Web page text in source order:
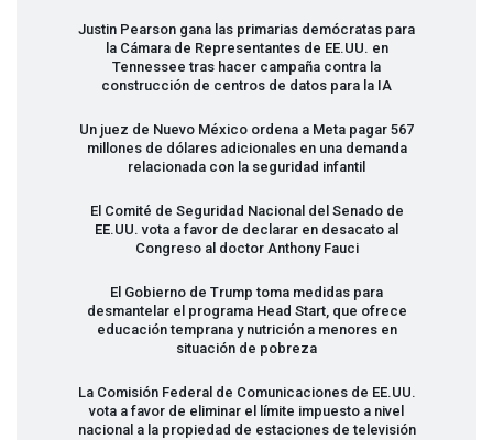
Justin Pearson gana las primarias demócratas para
la Cámara de Representantes de EE.UU. en
Tennessee tras hacer campaña contra la
construcción de centros de datos para la IA
Un juez de Nuevo México ordena a Meta pagar 567
millones de dólares adicionales en una demanda
relacionada con la seguridad infantil
El Comité de Seguridad Nacional del Senado de
EE.UU. vota a favor de declarar en desacato al
Congreso al doctor Anthony Fauci
El Gobierno de Trump toma medidas para
desmantelar el programa Head Start, que ofrece
educación temprana y nutrición a menores en
situación de pobreza
La Comisión Federal de Comunicaciones de EE.UU.
vota a favor de eliminar el límite impuesto a nivel
nacional a la propiedad de estaciones de televisión